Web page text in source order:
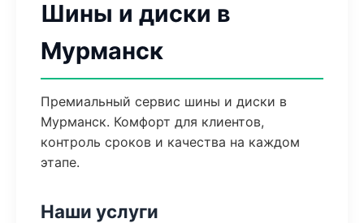
Шины и диски в
Мурманск
Премиальный сервис шины и диски в
Мурманск. Комфорт для клиентов,
контроль сроков и качества на каждом
этапе.
Наши услуги